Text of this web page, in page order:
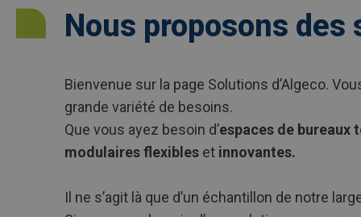
Nous proposons
Bienvenue sur la page Solutions d’Algeco.
grande variété de besoins.
Que vous ayez besoin d’espaces de bureaux
modulaires flexibles et innovantes.
Il ne s’agit là que d’un échantillon de notre